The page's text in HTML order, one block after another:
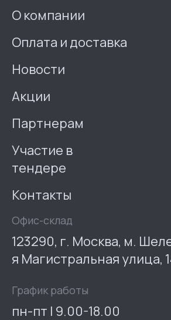
О компании
Оплата и доставка
Новости
Акции
Партнерам
Участие в
тендере
Контакты
Офис-склад
123290, г. Москва, м.
я Магистральная улица,
График работы
пн-пт | 9.00-18.00